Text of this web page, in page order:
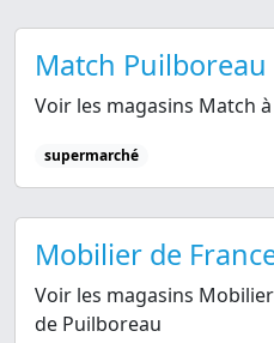
Match Puilboreau
Voir les magasins Match
supermarché
Mobilier de
Voir les magasins
de Puilboreau